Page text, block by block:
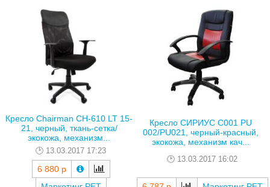
Кресло Chairman CH-610 LT 15-
21, черный, ткань-сетка/
экокожа, механизм...
13.03.2017 17:23
6 880 р
Кресло СИРИУС C001 PU
002/PU021, черный-красный,
экокожа, механизм кач...
13.03.2017 16:02